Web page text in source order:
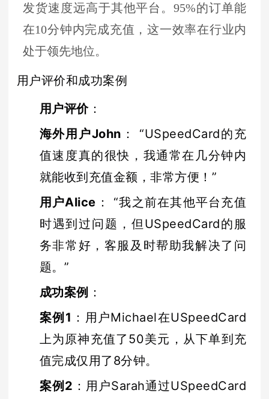
发货速度远高于其他平台。95%的订单能
在10分钟内完成充值，这一效率在行业内
处于领先地位。
用户评价和成功案例
用户评价：
海外用户John ： “USpeedCard的充
值速度真的很快，我通常在几分钟内
就能收到充值金额，非常方便！”
用户Alice ： “我之前在其他平台充值
时遇到过问题，但USpeedCard的服
务非常好，客服及时帮助我解决了问
题。”
成功案例 ：
案例1 ：用户Michael在USpeedCard
上为原神充值了50美元，从下单到充
值完成仅用了8分钟。
案例2 ：用户Sarah通过USpeedCard